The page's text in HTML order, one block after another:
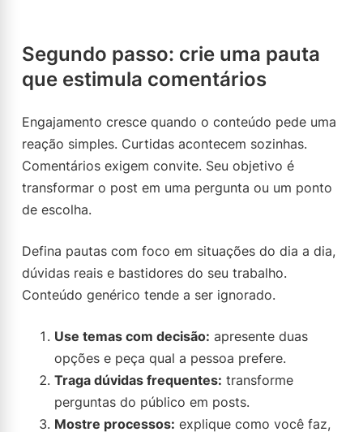
Segundo passo: crie uma pauta
que estimula comentários
Engajamento cresce quando o conteúdo pede uma
reação simples. Curtidas acontecem sozinhas.
Comentários exigem convite. Seu objetivo é
transformar o post em uma pergunta ou um ponto
de escolha.
Defina pautas com foco em situações do dia a dia,
dúvidas reais e bastidores do seu trabalho.
Conteúdo genérico tende a ser ignorado.
Use temas com decisão: apresente duas
opções e peça qual a pessoa prefere.
Traga dúvidas frequentes: transforme
perguntas do público em posts.
Mostre processos: explique como você faz,